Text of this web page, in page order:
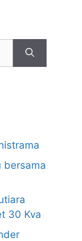
bersama
30 Kva